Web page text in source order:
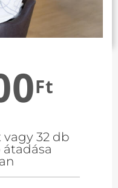
Ft
vagy 32 db
átadása